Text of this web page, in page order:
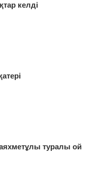
келді
туралы ой